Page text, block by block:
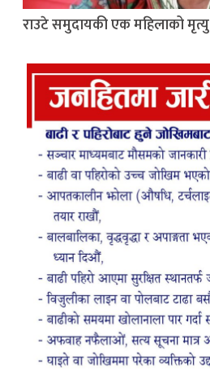
राउटे समुदायकी एक महिलाको मृत्यु